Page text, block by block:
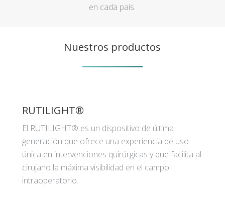
en cada país.
Nuestros productos
RUTILIGHT®
El RUTILIGHT® es un dispositivo de última
generación que ofrece una experiencia de uso
única en intervenciones quirúrgicas y que facilita al
cirujano la máxima visibilidad en el campo
intraoperatorio.